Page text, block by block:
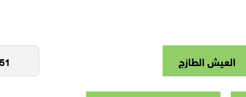
العيش الطازج